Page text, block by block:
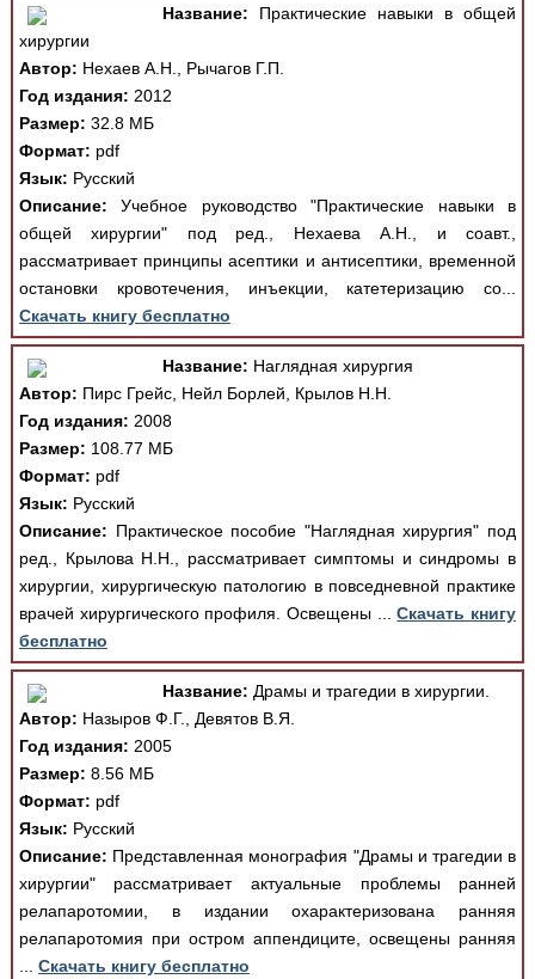
Название: Практические навыки в общей
хирургии
Автор: Нехаев А.Н., Рычагов Г.П.
Год издания: 2012
Размер: 32.8 МБ
Формат: pdf
Язык: Русский
Описание: Учебное руководство "Практические навыки в
общей хирургии" под ред., Нехаева А.Н., и соавт.,
рассматривает принципы асептики и антисептики, временной
остановки кровотечения, инъекции, катетеризацию со...
Скачать книгу бесплатно
Название: Наглядная хирургия
Автор: Пирс Грейс, Нейл Борлей, Крылов Н.Н.
Год издания: 2008
Размер: 108.77 МБ
Формат: pdf
Язык: Русский
Описание: Практическое пособие "Наглядная хирургия" под
ред., Крылова Н.Н., рассматривает симптомы и синдромы в
хирургии, хирургическую патологию в повседневной практике
врачей хирургического профиля. Освещены ...Скачать книгу
бесплатно
Название: Драмы и трагедии в хирургии.
Автор: Назыров Ф.Г., Девятов В.Я.
Год издания: 2005
Размер: 8.56 МБ
Формат: pdf
Язык: Русский
Описание: Представленная монография "Драмы и трагедии в
хирургии" рассматривает актуальные проблемы ранней
релапаротомии, в издании охарактеризована ранняя
релапаротомия при остром аппендиците, освещены ранняя
Скачать книгу бесплатно